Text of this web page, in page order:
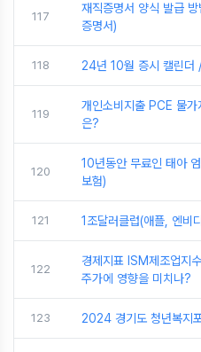
117
재직증명서 양식 발급
증명서)
118 24년 10월 증시 캘린더
119
개인소비지출 PCE 물
은?
120
10년동안 무료인 태아
보험)
121 1조달러클럽(애플, 엔비
122
경제지표 ISM제조업지
주가에 영향을 미치나?
123 2024 경기도 청년복지